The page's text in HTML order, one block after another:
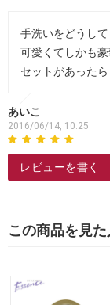
手洗いをどうし
可愛くてしかも
セットがあった
あいこ
2016/06/14, 10:25
レビューを書く
この商品を見